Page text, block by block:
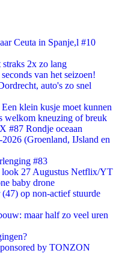
Ceuta in Spanje,l #10
2x zo lang
van het seizoen!
auto's zo snel
klein kusje moet kunnen
kneuzing of breuk
#87 Rondje oceaan
(Groenland, IJsland en
#83
27 Augustus Netflix/YT
baby drone
op non-actief stuurde
maar half zo veel uren
by TONZON